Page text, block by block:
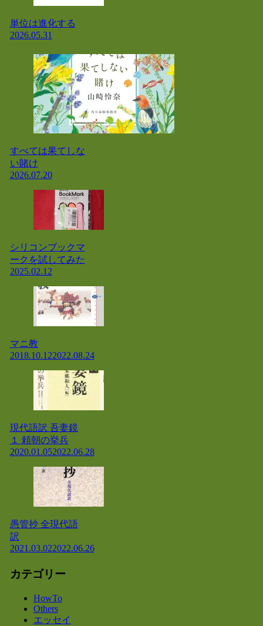
単位は進化する
2026.05.31
すべては果てしな
い賭け
2026.07.20
シリコンブックマ
ークを試してみた
2025.02.12
マニ教
2018.10.122022.08.24
現代語訳 吾妻鏡
１ 頼朝の挙兵
2020.01.052022.06.28
愚管抄 全現代語
訳
2021.03.022022.06.26
カテゴリー
HowTo
Others
エッセイ